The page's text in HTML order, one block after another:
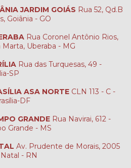
JARDIM GOIÁS Rua 52, Qd.B
Goiânia - GO
Rua Coronel Antônio Rios,
Marta, Uberaba - MG
Rua das Turquesas, 49 -
SP
ASA NORTE CLN 113 - C -
DF
GRANDE Rua Navirai, 612 -
Grande - MS
Av. Prudente de Morais, 2005
- RN